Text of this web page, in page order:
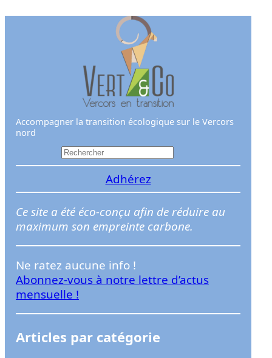
Accompagner la transition écologique sur le Vercors
nord
e
h
e
r
e
r
Adhérez
Ce site a été éco-conçu afin de réduire au
maximum son empreinte carbone.
Ne ratez aucune info !
Abonnez-vous à notre lettre d’actus
mensuelle !
Articles par catégorie